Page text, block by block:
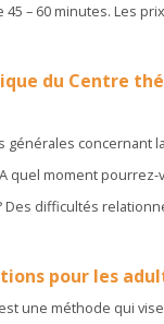
– 60 minutes. Les
du Centre
générales concernant
quel moment pourrez-
difficultés
pour les
une méthode qui